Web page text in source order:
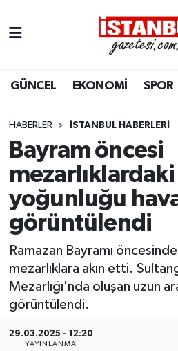
GÜNCEL EKONOMİ SPOR
HABERLER İSTANBUL HABERLERI
Bayram öncesi
mezarlıklardaki
yoğunluğu
görüntülendi
Ramazan Bayramı
mezarlıklara akın etti.
Mezarlığı'nda oluşan uzun
görüntülendi.
29.03.2025 - 12:20
YAYINLANMA
EKONOMİ
İSTANBUL
DÜNYA
SPOR
MAGAZİN
KÜLTÜR SANAT
SAĞLIK
BİLİM VE TEKNOLOJİ
Nöbetçi Eczaneler
Hava Durumu
Trafik Durumu
Süper Lig Puan Durumu
Tüm Manşetler
Son Dakika Haberleri
Haber Arşivi